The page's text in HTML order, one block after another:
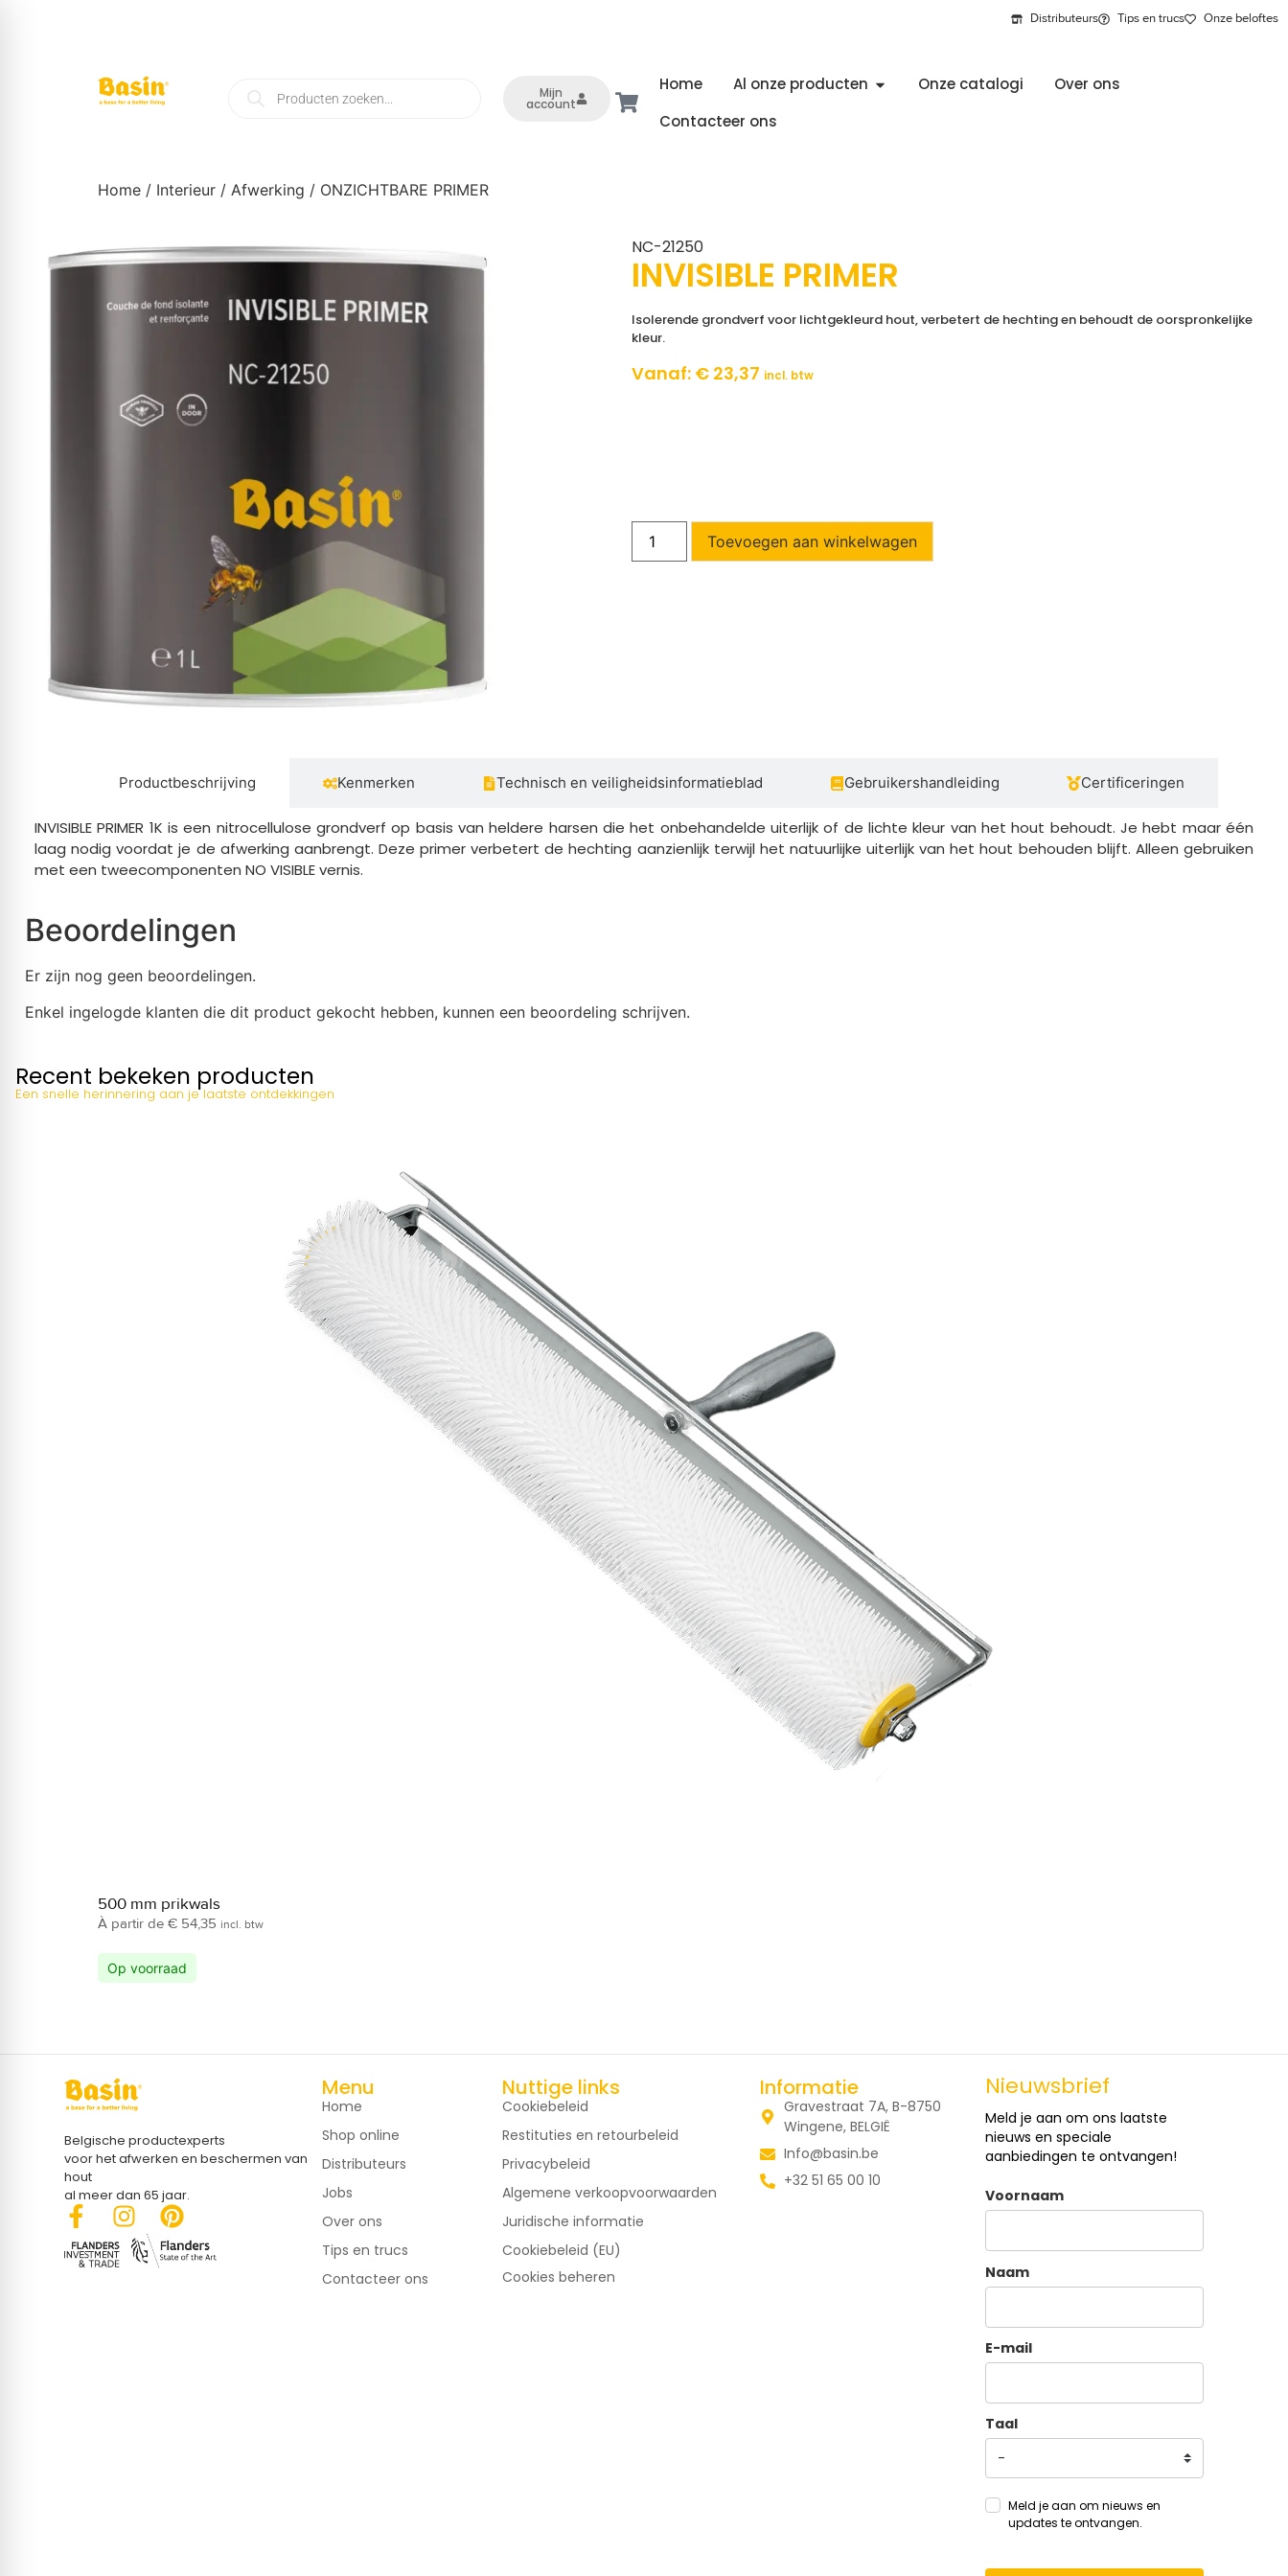
Distributeurs Tips en trucs Onze beloftes
Mijn
account
Home Al onze producten Onze catalogi
Over ons
Contacteer ons
Home / Interieur / Afwerking / ONZICHTBARE PRIMER
NC-21250
INVISIBLE PRIMER
Isolerende grondverf voor lichtgekleurd hout, verbetert de hechting en behoudt de oorspronkelijke
kleur.
Vanaf: €23,37 incl. btw
Toevoegen aan winkelwagen
Productbeschrijving Kenmerken Technisch en veiligheidsinformatieblad Gebruikershandleiding Certificeringen
INVISIBLE PRIMER 1K is een nitrocellulose grondverf op basis van heldere harsen die het onbehandelde uiterlijk of de lichte kleur van het hout behoudt. Je hebt maar één
laag nodig voordat je de afwerking aanbrengt. Deze primer verbetert de hechting aanzienlijk terwijl het natuurlijke uiterlijk van het hout behouden blijft. Alleen gebruiken
met een tweecomponenten NO VISIBLE vernis.
Beoordelingen
Er zijn nog geen beoordelingen.
Enkel ingelogde klanten die dit product gekocht hebben, kunnen een beoordeling schrijven.
Recent bekeken producten
Een snelle herinnering aan je laatste ontdekkingen
500 mm prikwals
€ 54,35 incl. btw
Op voorraad
Belgische productexperts
voor het afwerken en beschermen van
hout
al meer dan 65 jaar.
Menu
Home
Shop online
Distributeurs
Jobs
Over ons
Tips en trucs
Contacteer ons
Nuttige links
Cookiebeleid
Restituties en retourbeleid
Privacybeleid
Algemene verkoopvoorwaarden
Juridische informatie
Cookiebeleid (EU)
Cookies beheren
Informatie
Gravestraat 7A, B-8750
Wingene, BELGIË
Info@basin.be
+32 51 65 00 10
Nieuwsbrief
Meld je aan om ons laatste
nieuws en speciale
aanbiedingen te ontvangen!
Voornaam
Naam
E-mail
Taal
Meld je aan om nieuws en
updates te ontvangen.